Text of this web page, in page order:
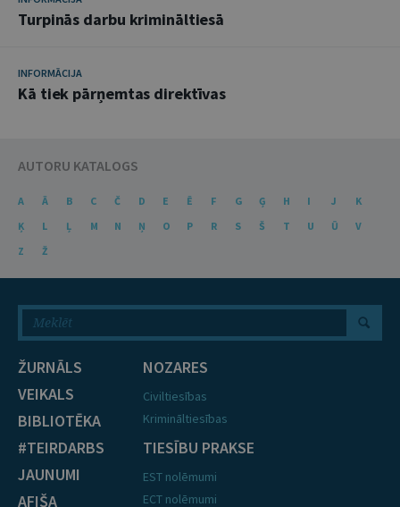
Turpinās darbu krimināltiesā
INFORMĀCIJA
Kā tiek pārņemtas direktīvas
AUTORU KATALOGS
A Ā B C Č D E Ē F G Ģ H I J
K
Ķ
L Ļ M N Ņ O P R S Š T U Ū
V
Z
Ž
ŽURNĀLS
VEIKALS
BIBLIOTĒKA
#TEIRDARBS
JAUNUMI
AFIŠA
NOZARES
Civiltiesības
Krimināltiesības
TIESĪBU PRAKSE
EST nolēmumi
ECT nolēmumi